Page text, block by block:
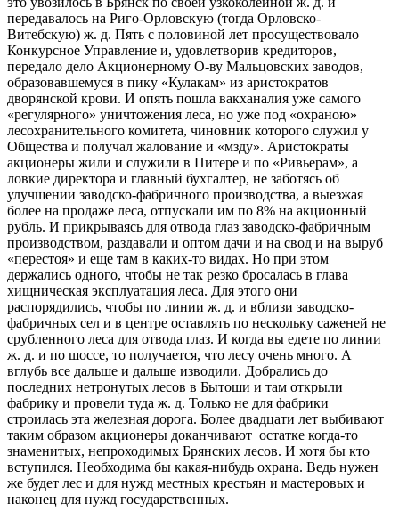
передавалось на Риго-Орловскую (тогда Орловско-
Витебскую) ж. д. Пять с половиной лет просуществовало
Конкурсное Управление и, удовлетворив кредиторов,
передало дело Акционерному О-ву Мальцовских заводов,
образовавшемуся в пику «Кулакам» из аристократов
дворянской крови. И опять пошла вакханалия уже самого
«регулярного» уничтожения леса, но уже под «охраною»
лесохранительного комитета, чиновник которого служил у
Общества и получал жалование и «мзду». Аристократы
акционеры жили и служили в Питере и по «Ривьерам», а
ловкие директора и главный бухгалтер, не заботясь об
улучшении заводско-фабричного производства, а выезжая
более на продаже леса, отпускали им по 8% на акционный
рубль. И прикрываясь для отвода глаз заводско-фабричным
производством, раздавали и оптом дачи и на свод и на выруб
«перестоя» и еще там в каких-то видах. Но при этом
держались одного, чтобы не так резко бросалась в глава
хищническая эксплуатация леса. Для этого они
распорядились, чтобы по линии ж. д. и вблизи заводско-
фабричных сел и в центре оставлять по нескольку саженей не
срубленного леса для отвода глаз. И когда вы едете по линии
ж. д. и по шоссе, то получается, что лесу очень много. А
вглубь все дальше и дальше изводили. Добрались до
последних нетронутых лесов в Бытоши и там открыли
фабрику и провели туда ж. д. Только не для фабрики
строилась эта железная дорога. Более двадцати лет выбивают
таким образом акционеры доканчивают остатке когда-то
знаменитых, непроходимых Брянских лесов. И хотя бы кто
вступился. Необходима бы какая-нибудь охрана. Ведь нужен
же будет лес и для нужд местных крестьян и мастеровых и
наконец для нужд государственных.